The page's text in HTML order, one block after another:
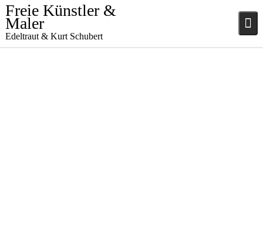
Skip
to
content
Freie Künstler &
Maler
Edeltraut & Kurt Schubert